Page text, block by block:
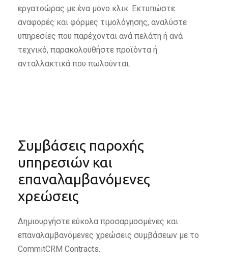
εργατοώρας με ένα μόνο κλικ. Εκτυπώστε
αναφορές και φόρμες τιμολόγησης, αναλύστε
υπηρεσίες που παρέχονται ανά πελάτη ή ανά
τεχνικό, παρακολουθήστε προϊόντα ή
ανταλλακτικά που πωλούνται.
Συμβάσεις παροχής
υπηρεσιών και
επαναλαμβανόμενες
χρεώσεις
Δημιουργήστε εύκολα προσαρμοσμένες και
επαναλαμβανόμενες χρεώσεις συμβάσεων με το
CommitCRM Contracts.